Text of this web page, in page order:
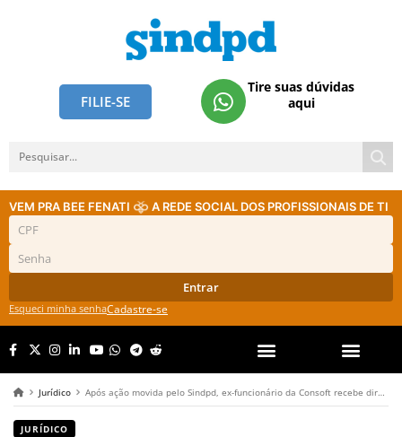
FILIE-SE
Tire suas dúvidas
aqui
VEM PRA BEE FENATI A REDE SOCIAL DOS PROFISSIONAIS DE TI
Entrar
Esqueci minha senhaCadastre-se
Jurídico Após ação movida pelo Sindpd, ex-funcionário da Consoft recebe direitos trabalhistas
JURÍDICO